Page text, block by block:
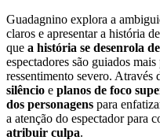
Guadagnino explora a
claros e apresentar a história
que a história se desenrola
espectadores são guiados
ressentimento severo. Através
silêncio e planos de foco
dos personagens para
a atenção do espectador para
atribuir culpa.